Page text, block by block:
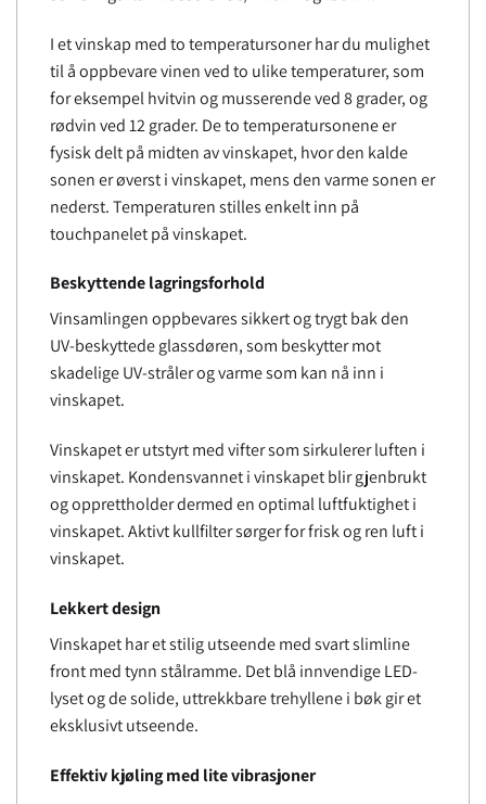
I et vinskap med to temperatursoner har du mulighet
til å oppbevare vinen ved to ulike temperaturer, som
for eksempel hvitvin og musserende ved 8 grader, og
rødvin ved 12 grader. De to temperatursonene er
fysisk delt på midten av vinskapet, hvor den kalde
sonen er øverst i vinskapet, mens den varme sonen er
nederst. Temperaturen stilles enkelt inn på
touchpanelet på vinskapet.
Beskyttende lagringsforhold
Vinsamlingen oppbevares sikkert og trygt bak den
UV-beskyttede glassdøren, som beskytter mot
skadelige UV-stråler og varme som kan nå inn i
vinskapet.
Vinskapet er utstyrt med vifter som sirkulerer luften i
vinskapet. Kondensvannet i vinskapet blir gjenbrukt
og opprettholder dermed en optimal luftfuktighet i
vinskapet. Aktivt kullfilter sørger for frisk og ren luft i
vinskapet.
Lekkert design
Vinskapet har et stilig utseende med svart slimline
front med tynn stålramme. Det blå innvendige LED-
lyset og de solide, uttrekkbare trehyllene i bøk gir et
eksklusivt utseende.
Effektiv kjøling med lite vibrasjoner